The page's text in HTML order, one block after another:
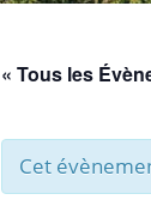
« Tous les
Cet